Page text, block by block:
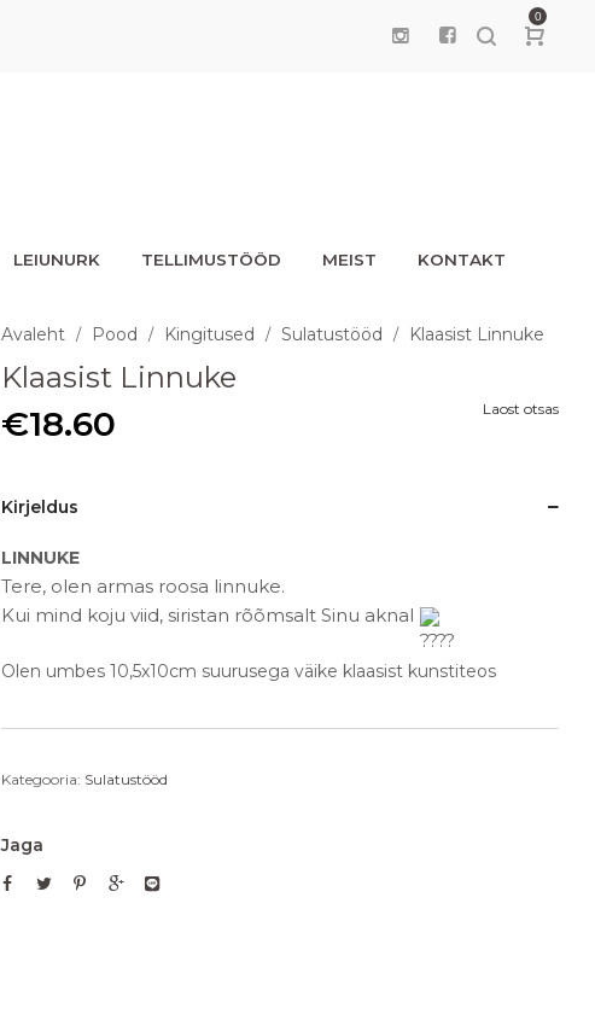
0
LEIUNURK TELLIMUSTÖÖD MEIST KONTAKT
Avaleht / Pood / Kingitused / Sulatustööd / Klaasist Linnuke
Klaasist Linnuke
Laost otsas
€18.60
Kirjeldus
LINNUKE
Tere, olen armas roosa linnuke.
Kui mind koju viid, siristan rõõmsalt Sinu aknal
Olen umbes 10,5x10cm suurusega väike klaasist kunstiteos
Kategooria: Sulatustööd
Jaga